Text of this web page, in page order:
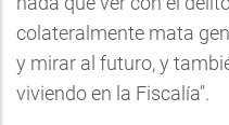
colateralmente mata
y mirar al futuro, y
viviendo en la Fiscalía".